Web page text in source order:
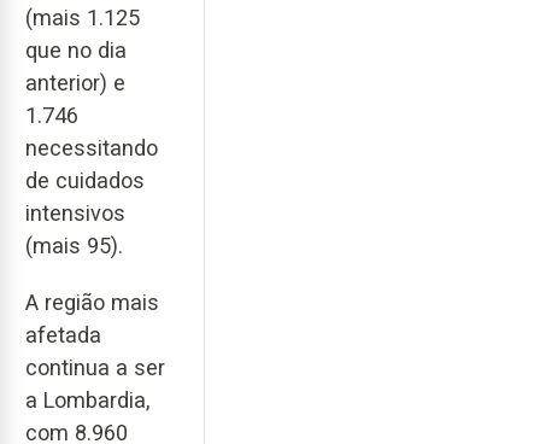
(mais 1.125
que no dia
anterior) e
1.746
necessitando
de cuidados
intensivos
(mais 95).
A região mais
afetada
continua a ser
a Lombardia,
com 8.960